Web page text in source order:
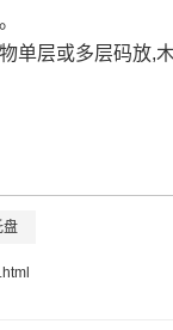
单层或多层码放,木
盘